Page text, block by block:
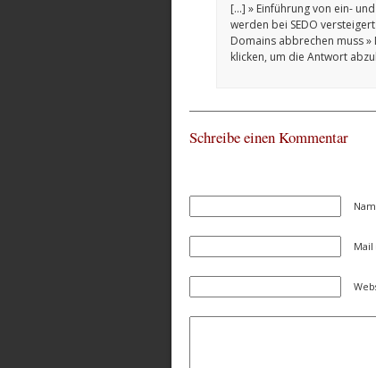
[…] » Einführung von ein-
werden bei SEDO
Domains abbrechen muss
klicken, um die Antwort
Schreibe einen Kommentar